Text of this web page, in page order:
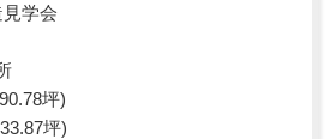
学会
坪)
坪)